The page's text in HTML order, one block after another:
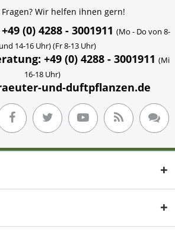
Fragen? Wir helfen ihnen gern!
(0) 4288 - 3001911 (Mo - Do von 8-
14-16 Uhr) (Fr 8-13 Uhr)
+49 (0) 4288 - 3001911 (Mi
16-18 Uhr)
und-duftpflanzen.de